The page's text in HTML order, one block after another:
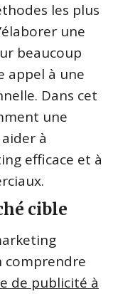
les plus
une
beaucoup
appel à une
Dans cet
une
à
efficace et à
cible
comprendre
de publicité à